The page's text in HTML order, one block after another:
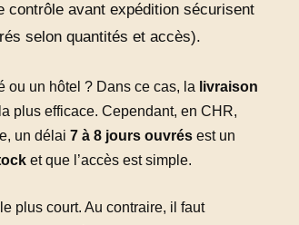
contrôle avant expédition sécurisent
selon quantités et accès).
ou un hôtel ? Dans ce cas, la livraison
plus efficace. Cependant, en CHR,
un délai 7 à 8 jours ouvrésest un
et que l’accès est simple.
plus court. Au contraire, il faut